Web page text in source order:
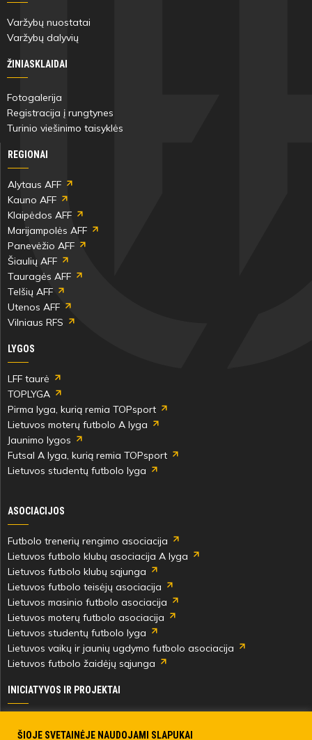
Varžybų nuostatai
Varžybų dalyvių
ŽINIASKLAIDAI
Fotogalerija
Registracija į rungtynes
Turinio viešinimo taisyklės
REGIONAI
Alytaus AFF
Kauno AFF
Klaipėdos AFF
Marijampolės AFF
Panevėžio AFF
Šiaulių AFF
Tauragės AFF
Telšių AFF
Utenos AFF
Vilniaus RFS
LYGOS
LFF taurė
TOPLYGA
Pirma lyga, kurią remia TOPsport
Lietuvos moterų futbolo A lyga
Jaunimo lygos
Futsal A lyga, kurią remia TOPsport
Lietuvos studentų futbolo lyga
ASOCIACIJOS
Futbolo trenerių rengimo asociacija
Lietuvos futbolo klubų asociacija A lyga
Lietuvos futbolo klubų sąjunga
Lietuvos futbolo teisėjų asociacija
Lietuvos masinio futbolo asociacija
Lietuvos moterų futbolo asociacija
Lietuvos studentų futbolo lyga
Lietuvos vaikų ir jaunių ugdymo futbolo asociacija
Lietuvos futbolo žaidėjų sąjunga
INICIATYVOS IR PROJEKTAI
Paramos fondai
ŠIOJE SVETAINĖJE NAUDOJAMI SLAPUKAI